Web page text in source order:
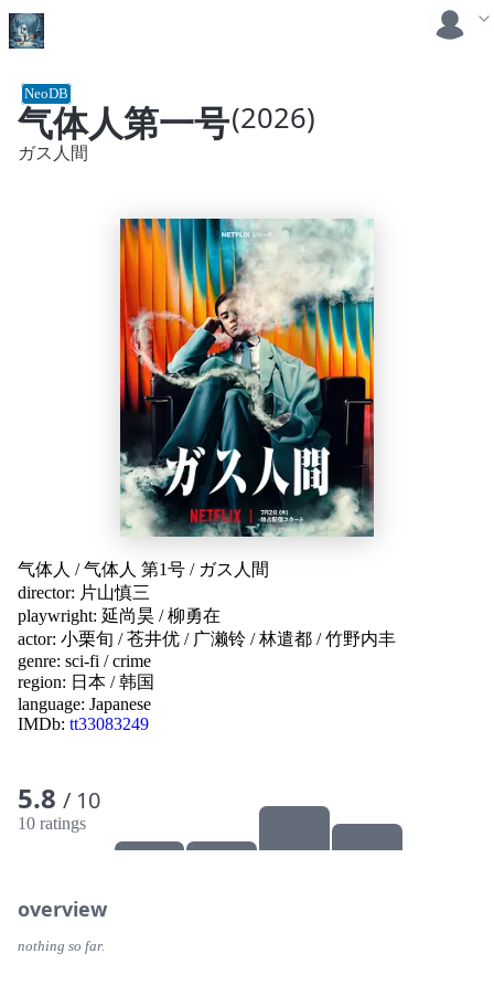
气体人第一号 (2026)
NeoDB
气体人 /气体人 第1号 / ガス人間
director: 片山慎三
playwright: 延尚昊 /柳勇在
actor: 小栗旬 /苍井优 / 广濑铃 /林遣都 /竹野内丰
genre: sci-fi /crime
region: 日本 /韩国
language: Japanese
IMDb: tt33083249
5.8 / 10
10 ratings
ガス人間
overview
nothing so far.